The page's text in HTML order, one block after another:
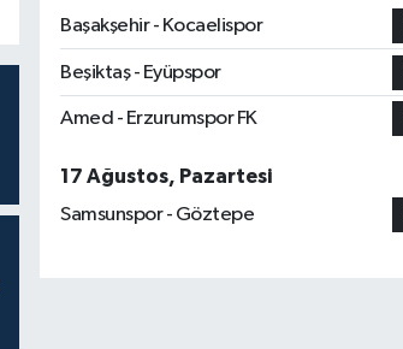
Başakşehir - Kocaelispor
Beşiktaş - Eyüpspor
Amed - Erzurumspor FK
17 Ağustos, Pazartesi
Samsunspor - Göztepe